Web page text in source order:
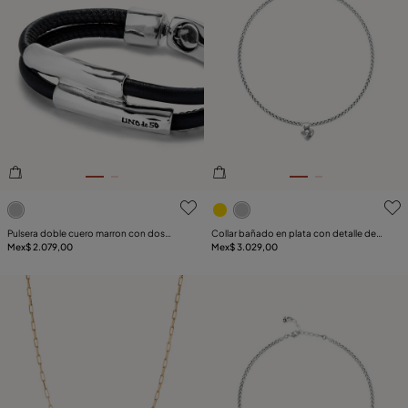
5de 5 Valoración del cliente
Pulsera doble cuero marron con dos
tubos bañada en plata de ley
Mex$ 2.079,00
5de 5 Valoración del cliente
Collar bañado en plata con detalle de
corazón pequeño
Mex$ 3.029,00